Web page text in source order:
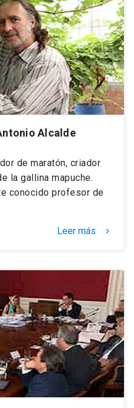
Alcalde
de maratón, criador
la gallina mapuche.
conocido profesor de
Leer más keyboard_arrow_right